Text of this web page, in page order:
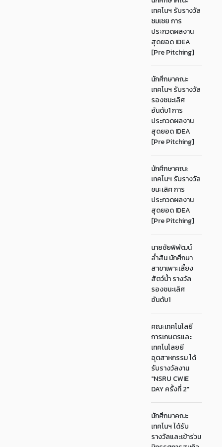
เทคโนฯ รับรางวัล
ชมเชย การ
ประกวดผลงาน
สุดยอด IDEA
[Pre Pitching]
นักศึกษาคณะ
เทคโนฯ รับรางวัล
รองชนะเลิศ
อันดับ1 การ
ประกวดผลงาน
สุดยอด IDEA
[Pre Pitching]
นักศึกษาคณะ
เทคโนฯ รับรางวัล
ชนะเลิศ การ
ประกวดผลงาน
สุดยอด IDEA
[Pre Pitching]
นายชัยพิพัฒน์
ล่ำสัน นักศึกษา
สาขาเพาะเลี้ยง
สัตว์น้ำ รางวัล
รองชนะเลิศ
อันดับ1
คณะเทคโนโลยี
การเกษตรและ
เทคโนโลยยี
อุตสาหกรรม ได้
รับรางวัลงาน
"NSRU CWIE
DAY ครั้งที่ 2"
นักศึกษาคณะ
เทคโนฯ ได้รับ
รางวัลและเข้าร่วม